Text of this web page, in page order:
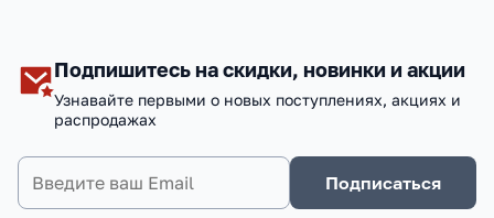
Подпишитесь на скидки, новинки и акции
Узнавайте первыми о новых поступлениях, акциях и
распродажах
Подписаться